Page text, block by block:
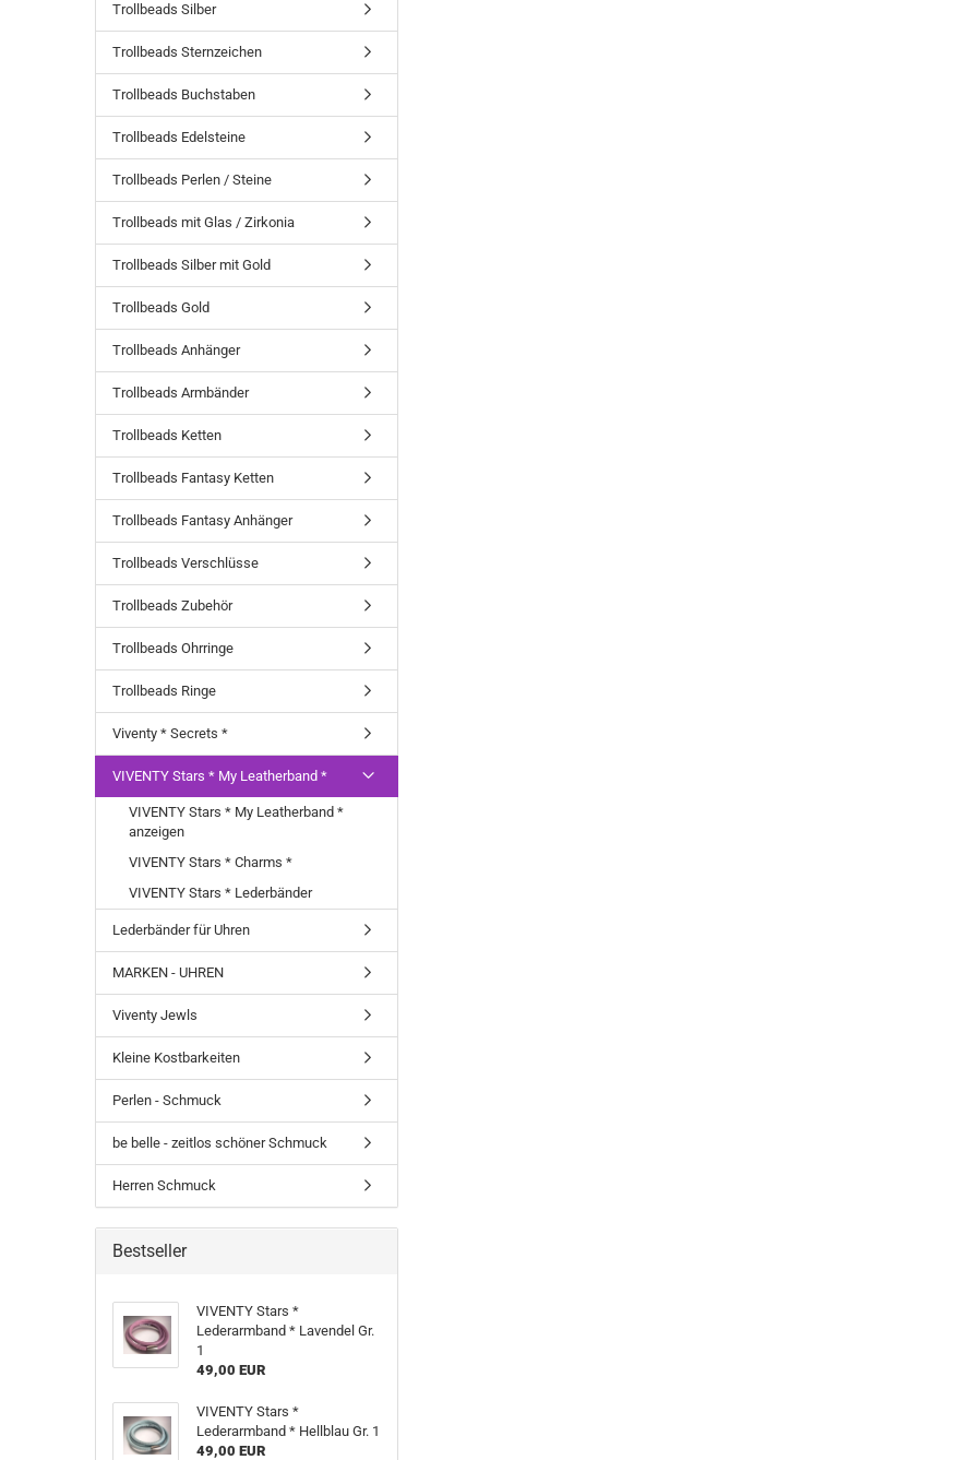
Trollbeads Silber
Trollbeads Sternzeichen
Trollbeads Buchstaben
Trollbeads Edelsteine
Trollbeads Perlen / Steine
Trollbeads mit Glas / Zirkonia
Trollbeads Silber mit Gold
Trollbeads Gold
Trollbeads Anhänger
Trollbeads Armbänder
Trollbeads Ketten
Trollbeads Fantasy Ketten
Trollbeads Fantasy Anhänger
Trollbeads Verschlüsse
Trollbeads Zubehör
Trollbeads Ohrringe
Trollbeads Ringe
Viventy * Secrets *
VIVENTY Stars * My Leatherband *
VIVENTY Stars * My Leatherband *
anzeigen
VIVENTY Stars * Charms *
VIVENTY Stars * Lederbänder
Lederbänder für Uhren
MARKEN - UHREN
Viventy Jewls
Kleine Kostbarkeiten
Perlen - Schmuck
be belle - zeitlos schöner Schmuck
Herren Schmuck
Bestseller
VIVENTY Stars *
Lederarmband * Lavendel Gr.
1
49,00 EUR
VIVENTY Stars *
Lederarmband * Hellblau Gr. 1
49,00 EUR